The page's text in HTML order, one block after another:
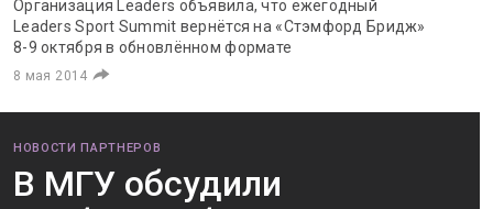
Организация Leaders объявила, что ежегодный
Leaders Sport Summit вернётся на «Стэмфорд Бридж»
8-9 октября в обновлённом формате
8 мая 2014
НОВОСТИ ПАРТНЕРОВ
В МГУ обсудили